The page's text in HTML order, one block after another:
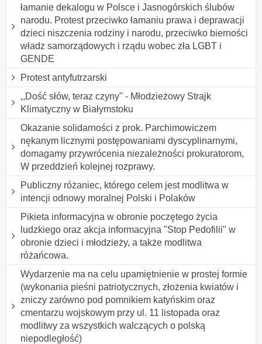
łamanie dekalogu w Polsce i Jasnogórskich ślubów
narodu. Protest przeciwko łamaniu prawa i deprawacji
dzieci niszczenia rodziny i narodu, przeciwko bierności
władz samorządowych i rządu wobec zła LGBT i
GENDE
Protest antyfutrzarski
,,Dość słów, teraz czyny'' - Młodzieżowy Strajk
Klimatyczny w Białymstoku
Okazanie solidarności z prok. Parchimowiczem
nękanym licznymi postępowaniami dyscyplinarnymi,
domagamy przywrócenia niezależności prokuratorom,
W przeddzień kolejnej rozprawy.
Publiczny różaniec, którego celem jest modlitwa w
intencji odnowy moralnej Polski i Polaków
Pikieta informacyjna w obronie poczętego życia
ludzkiego oraz akcja informacyjna "Stop Pedofilii" w
obronie dzieci i młodzieży, a także modlitwa
różańcowa.
Wydarzenie ma na celu upamiętnienie w prostej formie
(wykonania pieśni patriotycznych, złożenia kwiatów i
zniczy zarówno pod pomnikiem katyńskim oraz
cmentarzu wojskowym przy ul. 11 listopada oraz
modlitwy za wszystkich walczących o polską
niepodległość)